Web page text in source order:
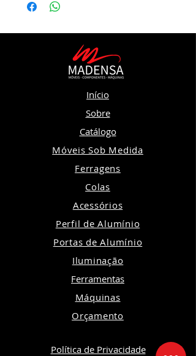
Início
Sobre
Catálogo
Móveis Sob Medida
Ferragens
Colas
Acessórios
Perfil de Alumínio
Portas de Alumínio
Iluminação
Ferramentas
Máquinas
Orçamento
Política de Privacidade